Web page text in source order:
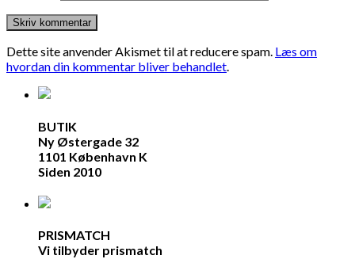
Dette site anvender Akismet til at reducere spam. Læs om
hvordan din kommentar bliver behandlet.
BUTIK
Ny Østergade 32
1101 København K
Siden 2010
PRISMATCH
Vi tilbyder prismatch